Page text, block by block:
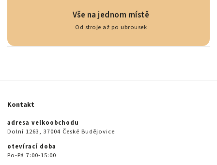
Vše na jednom místě
Od stroje až po ubrousek
Kontakt
adresa velkoobchodu
Dolní 1263, 37004 České Budějovice
otevírací doba
Po-Pá 7:00-15:00